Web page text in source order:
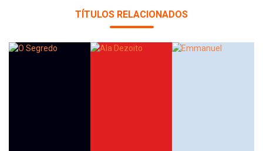
TÍTULOS RELACIONADOS